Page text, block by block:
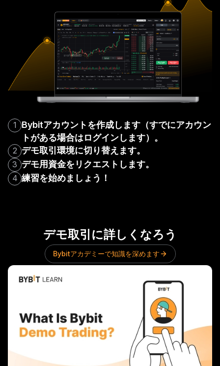
1
Bybitアカウントを作成します（すでにアカウン
トがある場合はログインします）。
2 デモ取引環境に切り替えます。
3 デモ用資金をリクエストします。
4 練習を始めましょう！
デモ取引に詳しくなろう
Bybitアカデミーで知識を深めます